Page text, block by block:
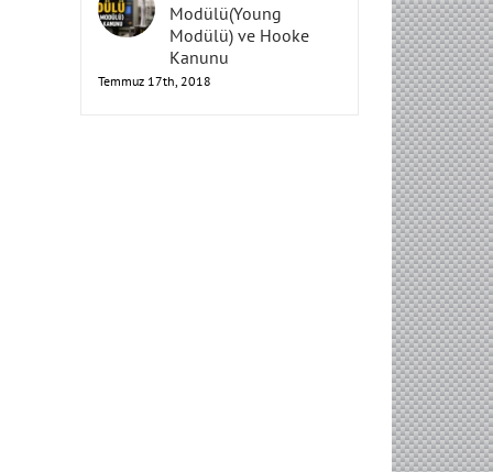
Elastisite
Modülü(Young
Modülü) ve Hooke